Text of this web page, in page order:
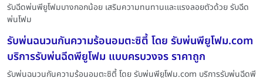
รับฉีดพ่นพียูโฟมบางกอกน้อย เสริมความทนทานและแรงลอยตัวด้วย รับฉีด
พ่นโฟม
รับพ่นฉนวนกันความร้อนอมตะซิตี้ โดย รับพ่นพียูโฟม.com
บริการรับพ่นฉีดพียูโฟม แบบครบวงจร ราคาถูก
รับพ่นฉนวนกันความร้อนอมตะซิตี้ โดย รับพ่นพียูโฟม.com บริการรับพ่นฉีดพี